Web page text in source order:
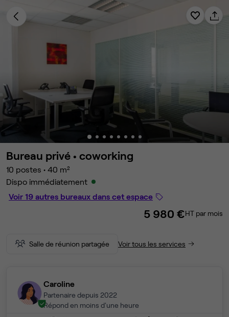
Bureau privé • coworking
10 postes • 40 m²
Dispo immédiatement
Voir 19 autres bureaux dans cet espace
5 980 €HT par mois
Salle de réunion partagée Voir tous les services
Caroline
Partenaire depuis 2022
Répond en moins d'une heure